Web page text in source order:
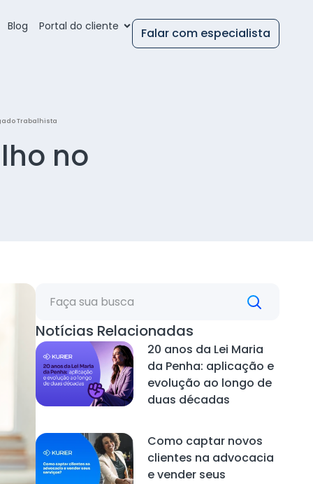
Blog Portal do cliente Falar com especialista
Trabalhista
no
Notícias Relacionadas
20 anos da Lei Maria
da Penha: aplicação e
evolução ao longo de
duas décadas
Como captar novos
clientes na advocacia
e vender seus